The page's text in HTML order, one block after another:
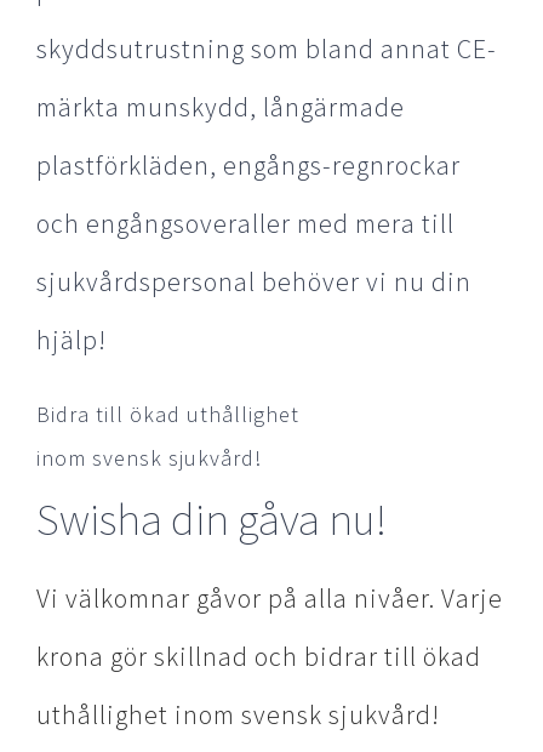
skyddsutrustning som bland annat CE-
märkta munskydd, långärmade
plastförkläden, engångs-regnrockar
och engångsoveraller med mera till
sjukvårdspersonal behöver vi nu din
hjälp!
Bidra till ökad uthållighet
inom svensk sjukvård!
Swisha din gåva nu!
Vi välkomnar gåvor på alla nivåer. Varje
krona gör skillnad och bidrar till ökad
uthållighet inom svensk sjukvård!